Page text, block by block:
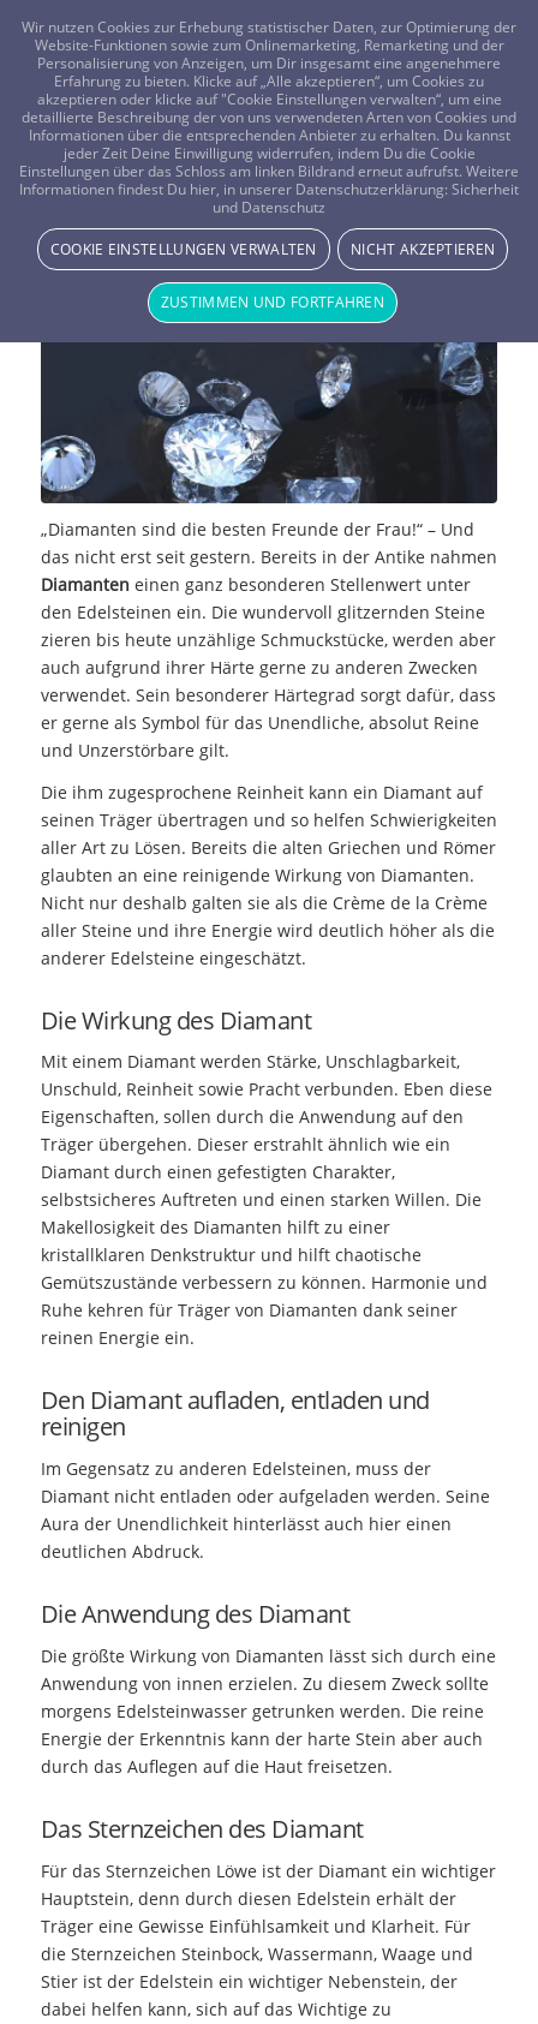
FRAGEN? KOSTENLOS ANRUFEN: 0800-8478266
Edelsteine und ihre Wirkung:
Diamant
SPIRITUELLE HILFSMITTEL
„Diamanten sind die besten Freunde der Frau!“ – Und
das nicht erst seit gestern. Bereits in der Antike nahmen
Diamanten einen ganz besonderen Stellenwert unter
den Edelsteinen ein. Die wundervoll glitzernden Steine
zieren bis heute unzählige Schmuckstücke, werden aber
auch aufgrund ihrer Härte gerne zu anderen Zwecken
verwendet. Sein besonderer Härtegrad sorgt dafür, dass
er gerne als Symbol für das Unendliche, absolut Reine
und Unzerstörbare gilt.
Die ihm zugesprochene Reinheit kann ein Diamant auf
seinen Träger übertragen und so helfen Schwierigkeiten
aller Art zu Lösen. Bereits die alten Griechen und Römer
glaubten an eine reinigende Wirkung von Diamanten.
Nicht nur deshalb galten sie als die Crème de la Crème
aller Steine und ihre Energie wird deutlich höher als die
anderer Edelsteine eingeschätzt.
Die Wirkung des Diamant
Mit einem Diamant werden Stärke, Unschlagbarkeit,
Unschuld, Reinheit sowie Pracht verbunden. Eben diese
Eigenschaften, sollen durch die Anwendung auf den
Träger übergehen. Dieser erstrahlt ähnlich wie ein
Diamant durch einen gefestigten Charakter,
selbstsicheres Auftreten und einen starken Willen. Die
Makellosigkeit des Diamanten hilft zu einer
kristallklaren Denkstruktur und hilft chaotische
Gemütszustände verbessern zu können. Harmonie und
Ruhe kehren für Träger von Diamanten dank seiner
reinen Energie ein.
Den Diamant aufladen, entladen und
reinigen
Im Gegensatz zu anderen Edelsteinen, muss der
Diamant nicht entladen oder aufgeladen werden. Seine
Aura der Unendlichkeit hinterlässt auch hier einen
deutlichen Abdruck.
Die Anwendung des Diamant
Die größte Wirkung von Diamanten lässt sich durch eine
Anwendung von innen erzielen. Zu diesem Zweck sollte
morgens Edelsteinwasser getrunken werden. Die reine
Energie der Erkenntnis kann der harte Stein aber auch
durch das Auflegen auf die Haut freisetzen.
Das Sternzeichen des Diamant
Für das Sternzeichen Löwe ist der Diamant ein wichtiger
Hauptstein, denn durch diesen Edelstein erhält der
Träger eine Gewisse Einfühlsamkeit und Klarheit. Für
die Sternzeichen Steinbock, Wassermann, Waage und
Stier ist der Edelstein ein wichtiger Nebenstein, der
dabei helfen kann, sich auf das Wichtige zu
Wir nutzen Cookies zur Erhebung statistischer Daten, zur Optimierung der
Website-Funktionen sowie zum Onlinemarketing, Remarketing und der
Personalisierung von Anzeigen, um Dir insgesamt eine angenehmere
Erfahrung zu bieten. Klicke auf „Alle akzeptieren“, um Cookies zu
akzeptieren oder klicke auf "Cookie Einstellungen verwalten“, um eine
detaillierte Beschreibung der von uns verwendeten Arten von Cookies und
Informationen über die entsprechenden Anbieter zu erhalten. Du kannst
jeder Zeit Deine Einwilligung widerrufen, indem Du die Cookie
Einstellungen über das Schloss am linken Bildrand erneut aufrufst. Weitere
Informationen findest Du hier, in unserer Datenschutzerklärung: Sicherheit
und Datenschutz
COOKIE EINSTELLUNGEN VERWALTEN NICHT AKZEPTIEREN
ZUSTIMMEN UND FORTFAHREN